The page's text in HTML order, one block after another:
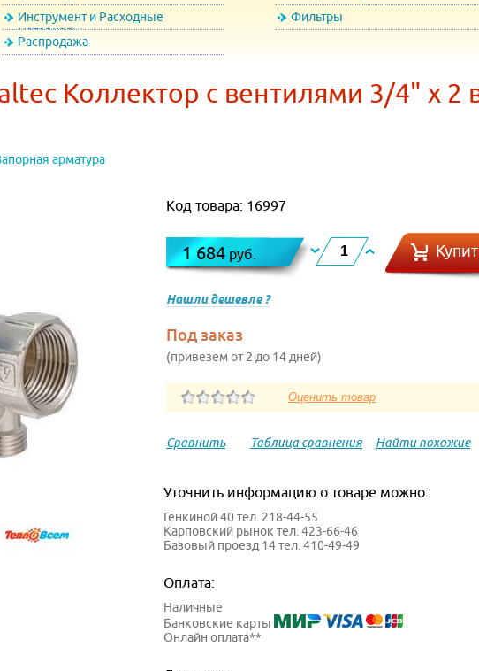
Инструмент и Расходные
материалы
Фильтры
Распродажа
Коллектор с вентилями 3/4" х 2
арматура
Код товара: 16997
1 684 руб.
Нашли дешевле ?
Под заказ
(привезем от 2 до 14 дней)
Сравнить Таблица сравнения Найти похожие
Уточнить информацию о товаре можно:
Генкиной 40 тел. 218-44-55
Карповский рынок тел. 423-66-46
Базовый проезд 14 тел. 410-49-49
Оплата:
Наличные
Банковские карты
Онлайн оплата**